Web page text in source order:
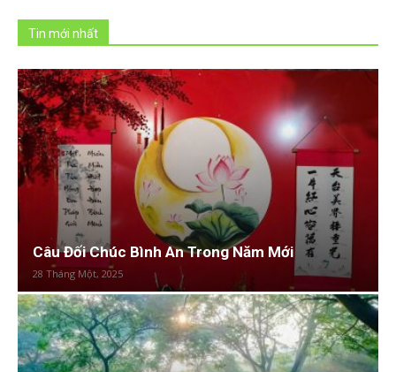
Tin mới nhất
Câu Đối Chúc Bình An Trong Năm Mới
28 Tháng Một, 2025